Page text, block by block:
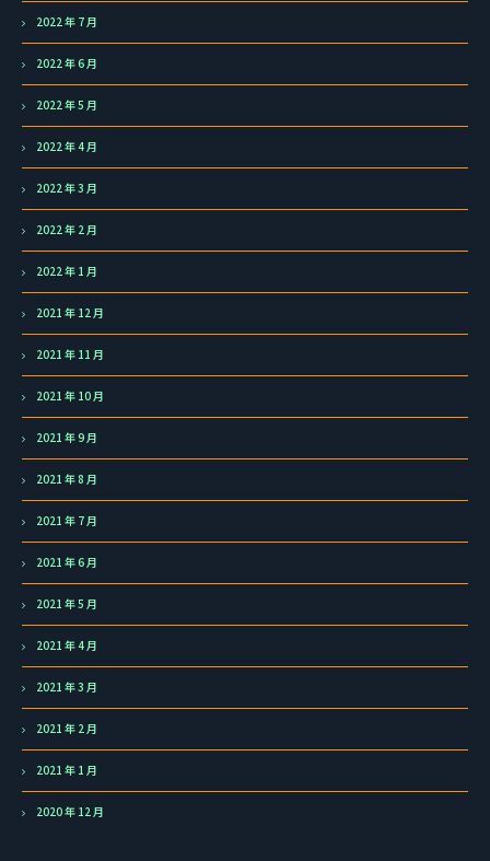
2022 年 7 月
2022 年 6 月
2022 年 5 月
2022 年 4 月
2022 年 3 月
2022 年 2 月
2022 年 1 月
2021 年 12 月
2021 年 11 月
2021 年 10 月
2021 年 9 月
2021 年 8 月
2021 年 7 月
2021 年 6 月
2021 年 5 月
2021 年 4 月
2021 年 3 月
2021 年 2 月
2021 年 1 月
2020 年 12 月